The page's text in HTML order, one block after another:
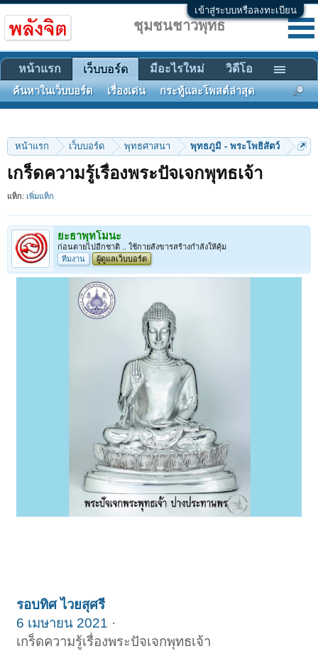
เข้าสู่ระบบหรือลงทะเบียน
หน้าแรก เว็บบอร์ด พุทธศาสนา พุทธภูมิ - พระโพธิสัตว์
เกร็ดความรู้เรื่องพระปัจเจกพุทธเจ้า
แท็ก: เพิ่มแท็ก
ยะธาพุทโมนะ
ก่อนตายไปอีกชาติ .. ใช้กายสังขารสร้างกำลังให้คุ้ม
ทีมงาน
ผู้ดูแลเว็บบอร์ด
รอบทิศ ไวยสุศรี
6 เมษายน 2021 ·
เกร็ดความรู้เรื่องพระปัจเจกพุทธเจ้า
ชุมชนชาวพุทธ
หน้าแรก เว็บบอร์ด
ค้นหาในเว็บบอร์ด เรื่องเด่น กระทู้และโพสต์ล่าสุด
มีอะไรใหม่ วิดีโอ